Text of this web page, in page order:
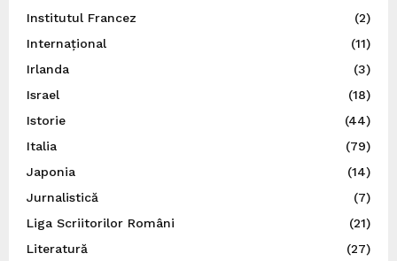
Institutul Francez
(2)
Internațional
(11)
Irlanda
(3)
Israel
(18)
Istorie
(44)
Italia
(79)
Japonia
(14)
Jurnalistică
(7)
Liga Scriitorilor Români
(21)
Literatură
(27)